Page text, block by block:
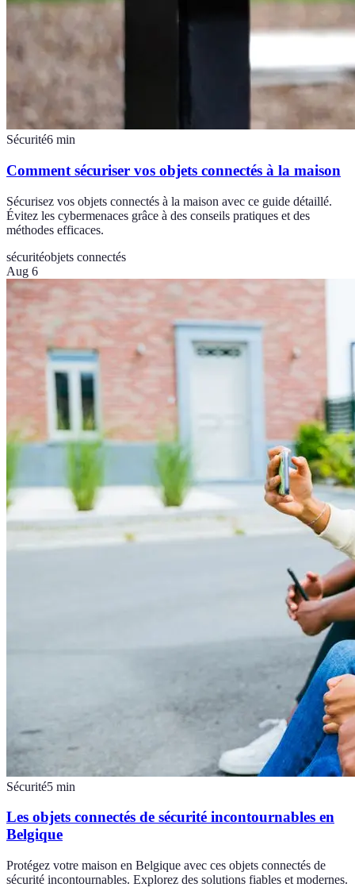
Sécurité6 min
Comment sécuriser vos objets connectés à la maison
Sécurisez vos objets connectés à la maison avec ce guide détaillé.
Évitez les cybermenaces grâce à des conseils pratiques et des
méthodes efficaces.
sécuritéobjets connectés
Aug 6
Sécurité5 min
Les objets connectés de sécurité incontournables en
Belgique
Protégez votre maison en Belgique avec ces objets connectés de
sécurité incontournables. Explorez des solutions fiables et modernes.